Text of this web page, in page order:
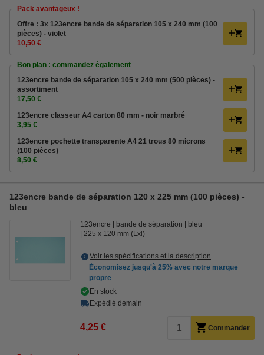
Pack avantageux !
Offre : 3x 123encre bande de séparation 105 x 240 mm (100
pièces) - violet
10,50 €
Bon plan : commandez également
123encre bande de séparation 105 x 240 mm (500 pièces) -
assortiment
17,50 €
123encre classeur A4 carton 80 mm - noir marbré
3,95 €
123encre pochette transparente A4 21 trous 80 microns
(100 pièces)
8,50 €
123encre bande de séparation 120 x 225 mm (100 pièces) -
bleu
123encre bande de séparation
bleu
225 x 120 mm (Lxl)
Voir les spécifications et la description
Économisez jusqu'à 25% avec notre marque
propre
En stock
Expédié demain
4,25 € Commander